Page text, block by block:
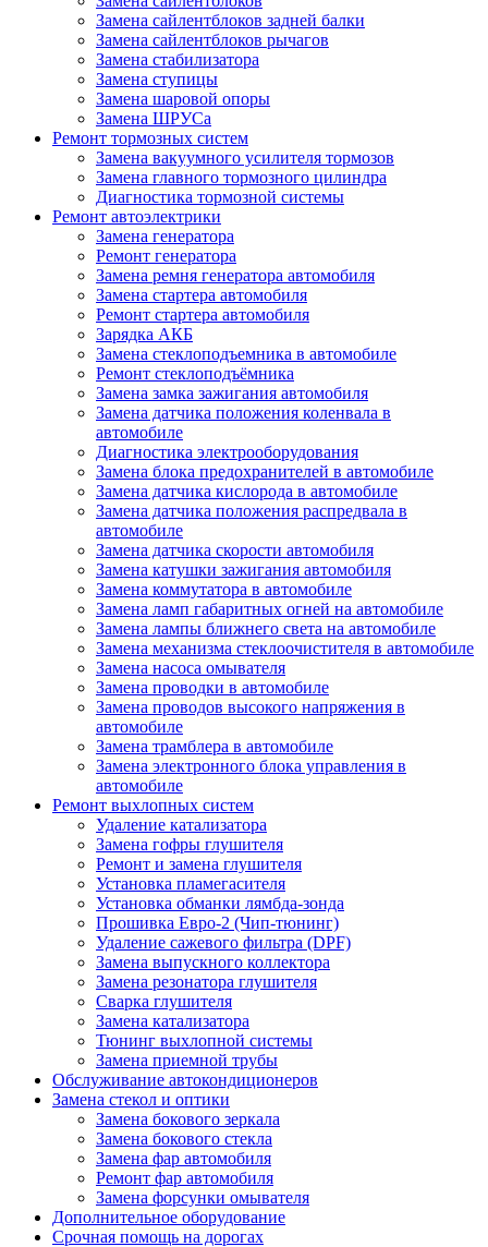
Замена сайлентблоков задней балки
Замена сайлентблоков рычагов
Замена стабилизатора
Замена ступицы
Замена шаровой опоры
Замена ШРУСа
Ремонт тормозных систем
Замена вакуумного усилителя тормозов
Замена главного тормозного цилиндра
Диагностика тормозной системы
Ремонт автоэлектрики
Замена генератора
Ремонт генератора
Замена ремня генератора автомобиля
Замена стартера автомобиля
Ремонт стартера автомобиля
Зарядка АКБ
Замена стеклоподъемника в автомобиле
Ремонт стеклоподъёмника
Замена замка зажигания автомобиля
Замена датчика положения коленвала в
автомобиле
Диагностика электрооборудования
Замена блока предохранителей в автомобиле
Замена датчика кислорода в автомобиле
Замена датчика положения распредвала в
автомобиле
Замена датчика скорости автомобиля
Замена катушки зажигания автомобиля
Замена коммутатора в автомобиле
Замена ламп габаритных огней на автомобиле
Замена лампы ближнего света на автомобиле
Замена механизма стеклоочистителя в автомобиле
Замена насоса омывателя
Замена проводки в автомобиле
Замена проводов высокого напряжения в
автомобиле
Замена трамблера в автомобиле
Замена электронного блока управления в
автомобиле
Ремонт выхлопных систем
Удаление катализатора
Замена гофры глушителя
Ремонт и замена глушителя
Установка пламегасителя
Установка обманки лямбда-зонда
Прошивка Евро-2 (Чип-тюнинг)
Удаление сажевого фильтра (DPF)
Замена выпускного коллектора
Замена резонатора глушителя
Сварка глушителя
Замена катализатора
Тюнинг выхлопной системы
Замена приемной трубы
Обслуживание автокондиционеров
Замена стекол и оптики
Замена бокового зеркала
Замена бокового стекла
Замена фар автомобиля
Ремонт фар автомобиля
Замена форсунки омывателя
Дополнительное оборудование
Срочная помощь на дорогах